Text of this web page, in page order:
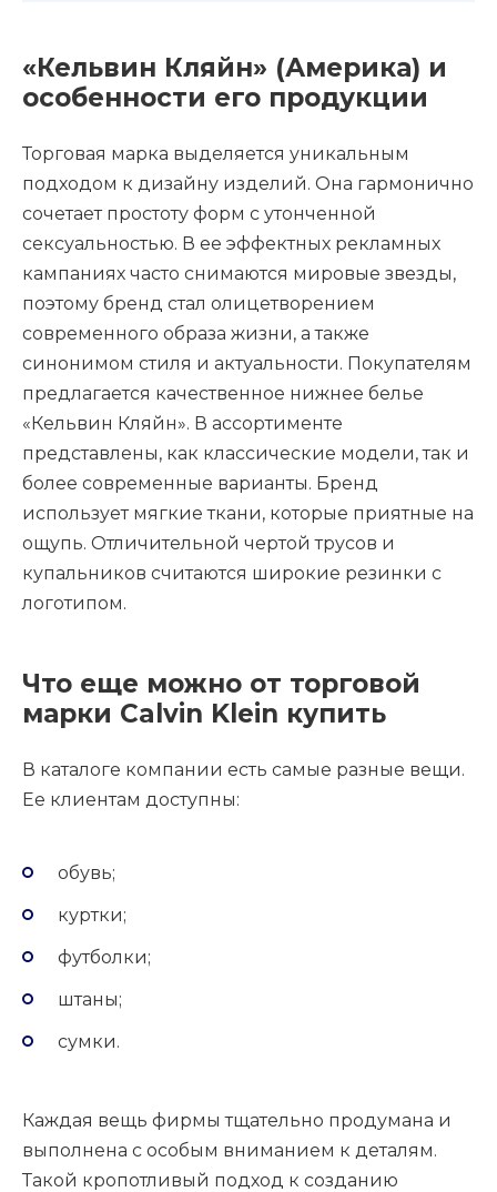
«Кельвин Кляйн» (Америка) и
особенности его продукции
Торговая марка выделяется уникальным
подходом к дизайну изделий. Она гармонично
сочетает простоту форм с утонченной
сексуальностью. В ее эффектных рекламных
кампаниях часто снимаются мировые звезды,
поэтому бренд стал олицетворением
современного образа жизни, а также
синонимом стиля и актуальности. Покупателям
предлагается качественное нижнее белье
«Кельвин Кляйн». В ассортименте
представлены, как классические модели, так и
более современные варианты. Бренд
использует мягкие ткани, которые приятные на
ощупь. Отличительной чертой трусов и
купальников считаются широкие резинки с
логотипом.
Что еще можно от торговой
марки Calvin Klein купить
В каталоге компании есть самые разные вещи.
Ее клиентам доступны:
обувь;
куртки;
футболки;
штаны;
сумки.
Каждая вещь фирмы тщательно продумана и
выполнена с особым вниманием к деталям.
Такой кропотливый подход к созданию